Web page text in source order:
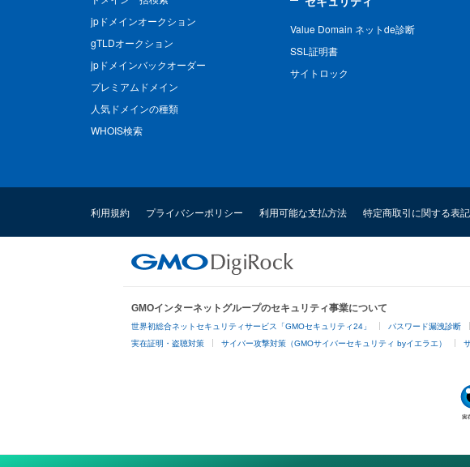
jpドメインオークション
gTLDオークション
jpドメインバックオーダー
プレミアムドメイン
人気ドメインの種類
WHOIS検索
Value Domain ネットde診断
SSL証明書
サイトロック
利用規約 プライバシーポリシー 利用可能な支払方法 特定商取引に関する表記
GMOインターネットグループのセキュリティ事業について
世界初総合ネットセキュリティサービス「GMOセキュリティ24」 パスワード漏洩診断
実在証明・盗聴対策 サイバー攻撃対策（GMOサイバーセキュリティ byイエラエ）